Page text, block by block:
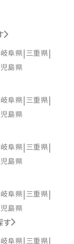
岐阜県 三重県
島県
岐阜県 三重県
島県
岐阜県 三重県
島県
岐阜県 三重県
島県
す
岐阜県 三重県